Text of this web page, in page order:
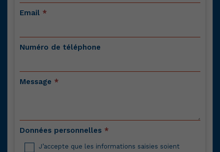
Email *
Numéro de téléphone
Message *
Données personnelles *
J’accepte que les informations saisies soient